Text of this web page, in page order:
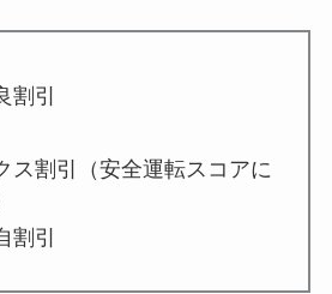
割引
ス割引（安全運転スコアに
割引